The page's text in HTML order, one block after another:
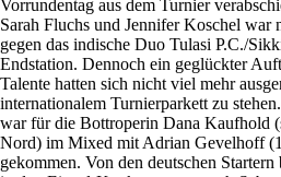
Vorrundentag aus dem Turnier
Sarah Fluchs und Jennifer Koschel war
gegen das indische Duo Tulasi P.C./
Endstation. Dennoch ein geglückter
Talente hatten sich nicht viel mehr
internationalem Turnierparkett zu
war für die Bottroperin Dana Kaufhold
Nord) im Mixed mit Adrian Gevelhoff
gekommen. Von den deutschen